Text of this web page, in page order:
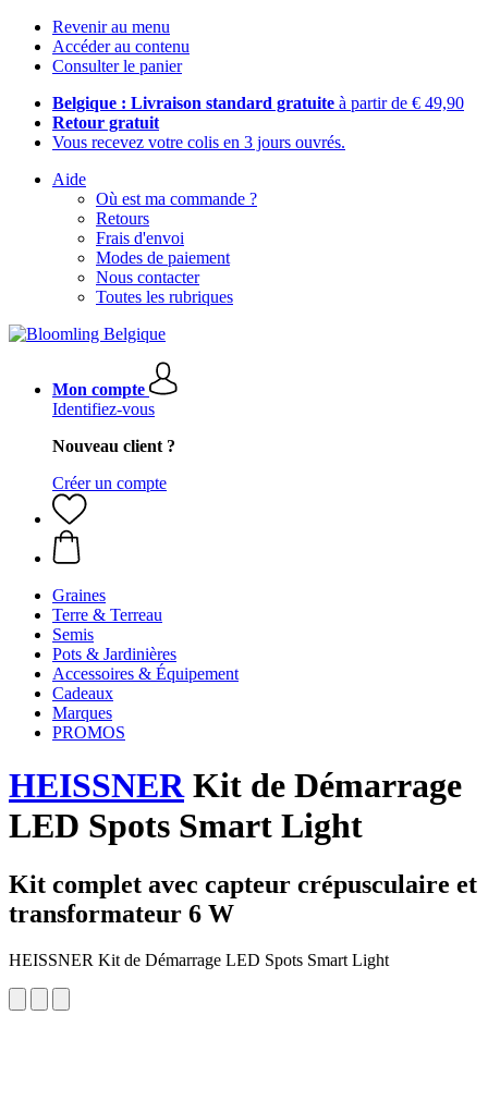
Revenir au menu
Accéder au contenu
Consulter le panier
Belgique : Livraison standard gratuite à partir de € 49,90
Retour gratuit
Vous recevez votre colis en 3 jours ouvrés.
Aide
Où est ma commande ?
Retours
Frais d'envoi
Modes de paiement
Nous contacter
Toutes les rubriques
Mon compte
Identifiez-vous
Nouveau client ?
Créer un compte
Graines
Terre & Terreau
Semis
Pots & Jardinières
Accessoires & Équipement
Cadeaux
Marques
PROMOS
HEISSNERKit de Démarrage
LED Spots Smart Light
Kit complet avec capteur crépusculaire et
transformateur 6 W
HEISSNER Kit de Démarrage LED Spots Smart Light